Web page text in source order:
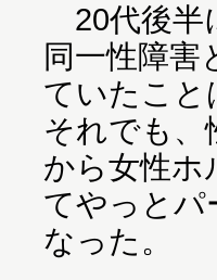
20代後半
同一性障害
ていたこと
それでも、
から女性ホ
てやっとパ
なった。